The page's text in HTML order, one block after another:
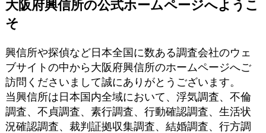
大阪府興信所の公式ホームページへようこ
そ
興信所や探偵など日本全国に数ある調査会社のウェ
ブサイトの中から大阪府興信所のホームページへご
訪問くださいまして誠にありがとうございます。
当興信所は日本国内全域において、浮気調査、不倫
調査、不貞調査、素行調査、行動確認調査、生活状
況確認調査、裁判証拠収集調査、結婚調査、行方調